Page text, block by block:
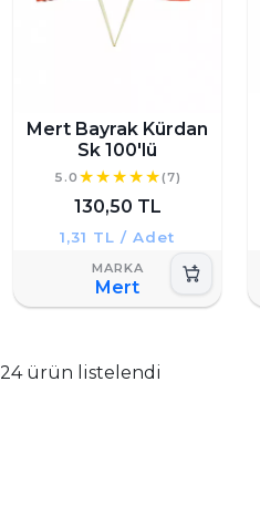
Mert Bayrak Kürdan
Sk 100'lü
5.0 (7)
130,50 TL
1,31 TL / Adet
Mert
24 ürün listelendi